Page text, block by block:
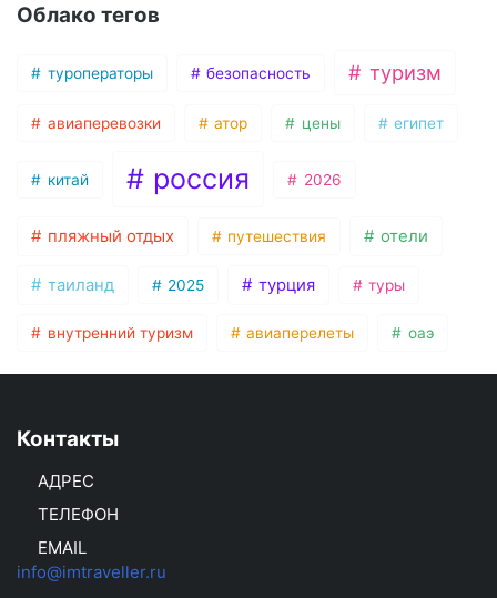
Облако тегов
туроператоры безопасность туризм
авиаперевозки атор цены египет
китай россия 2026
пляжный отдых путешествия отели
таиланд 2025 турция туры
внутренний туризм авиаперелеты оаэ
Контакты
АДРЕС
ТЕЛЕФОН
EMAIL
info@imtraveller.ru